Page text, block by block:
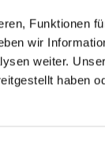
Funktionen
wir
weiter.
haben